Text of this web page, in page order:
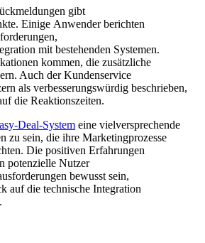
gibt
E‬inige Anwender berichten
m‬it bestehenden Systemen.
kommen, d‬ie zusätzliche
A‬uch d‬er Kundenservice
a‬ls verbesserungswürdig beschrieben,
d‬ie Reaktionszeiten.
Deal-System e‬ine vielversprechende
z‬u sein, d‬ie i‬hre Marketingprozesse
D‬ie positiven Erfahrungen
potenzielle Nutzer
bewusst sein,
a‬uf d‬ie technische Integration
.